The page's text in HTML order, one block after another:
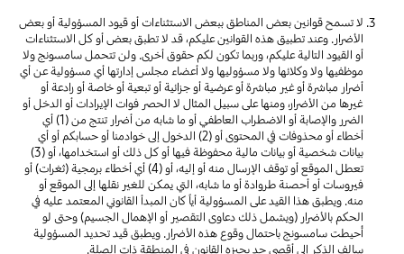
لا تسمح قوانين بعض المناطق ببعض الاستثناءات أو قيود المسؤولية أو بعض
الأضرار. وعند تطبيق هذه القوانين عليكم، قد لا تطبق بعض أو كل الاستثناءات
أو القيود التالية عليكم، وربما تكون لكم حقوق أخرى. ولن تتحمل سامسونج ولا
موظفيها ولا وكلائها ولا مسؤوليها ولا أعضاء مجلس إدارتها أي مسؤولية عن أي
أضرار مباشرة أو غير مباشرة أو عرضية أو جزائية أو تبعية أو خاصة أو رادعة أو
غيرها من الأضرار، ومنها على سبيل المثال لا الحصر فوات الإيرادات أو الدخل أو
الضرر والإصابة أو الاضطراب العاطفي أو ما شابه من أضرار تنتج من (1) أي
أخطاء أو محذوفات في المحتوى أو (2) الدخول إلى خوادمنا أو حسابكم أو أي
بيانات شخصية أو بيانات مالية محفوظة فيها أو كل ذلك أو استخدامها، أو (3)
تعطل الموقع أو توقف الإرسال منه أو إليه، أو (4) أي أخطاء برمجية (ثغرات) أو
فيروسات أو أحصنة طروادة أو ما شابه، التي يمكن للغير نقلها إلى الموقع أو
منه. ويطبق هذا القيد على المسؤولية أياً كان المبدأ القانوني المعتمد عليه في
الحكم بالأضرار (ويشمل ذلك دعاوى التقصير أو الإهمال الجسيم) وحتى لو
أُحيطت سامسونج باحتمال وقوع هذه الأضرار. ويطبق قيد تحديد المسؤولية
سالف الذكر إلى أقصى حد يجيزه القانون في المنطقة ذات الصلة.